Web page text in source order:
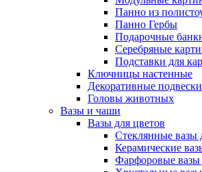
Панно из
Панно Гербы
Подарочные
Серебряные
Подставки для
Ключницы настенные
Декоративные
Головы животных
Вазы и чаши
Вазы для цветов
Стеклянные вазы
Керамические
Фарфоровые вазы